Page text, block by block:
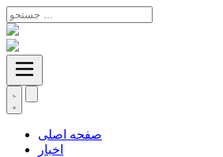
صفحه اصلی
اخبار